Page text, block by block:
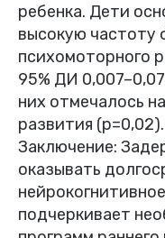
ребенка. Дети
высокую частоту
психомоторного
95% ДИ
них отмечалось
развития (p=0,02).
Заключение:
оказывать
подчеркивает